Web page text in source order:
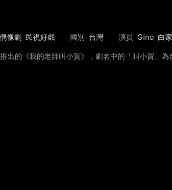
偶像劇 民視好戲 國別 台灣 演員 Gino 白
出的《我的老師叫小賀》，劇名中的「叫小賀」為